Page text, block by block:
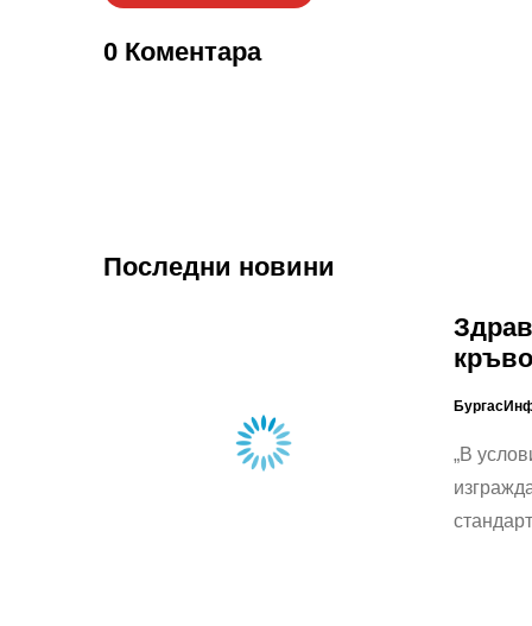
0 Коментара
Последни новини
„В